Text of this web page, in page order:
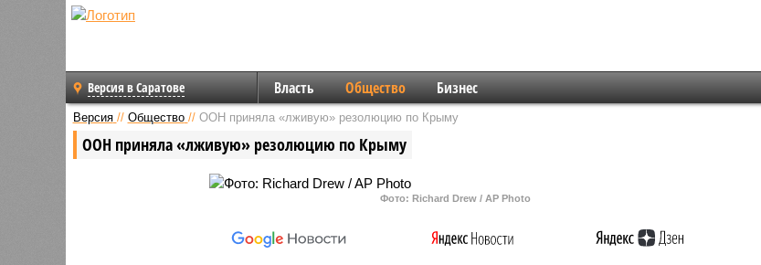
Версия в Саратове Власть Общество Бизнес
Версия // Общество // ООН приняла «лживую» резолюцию по Крыму
ООН приняла «лживую» резолюцию по Крыму
Фото: Richard Drew / AP Photo